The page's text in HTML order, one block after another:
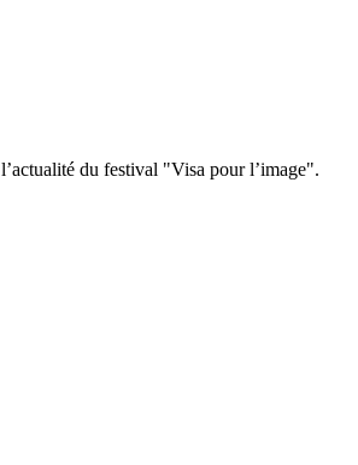
du festival "Visa pour l’image".